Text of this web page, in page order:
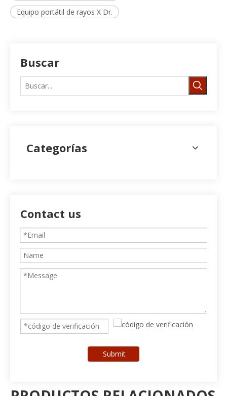
Equipo portátil de rayos X Dr.
Buscar
Categorías
Contact us
Submit